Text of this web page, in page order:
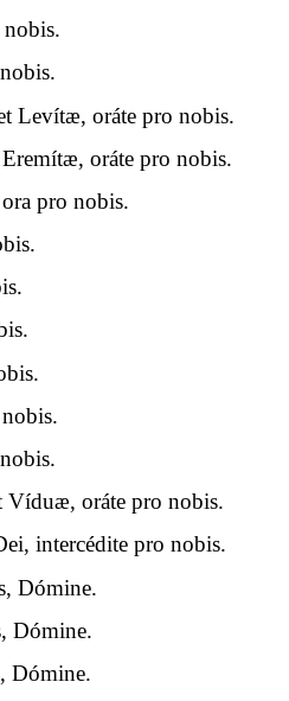
Levítæ, oráte pro nobis.
oráte pro nobis.
pro nobis.
Víduæ, oráte pro nobis.
intercédite pro nobis.
Dómine.
Dómine.
Dómine.